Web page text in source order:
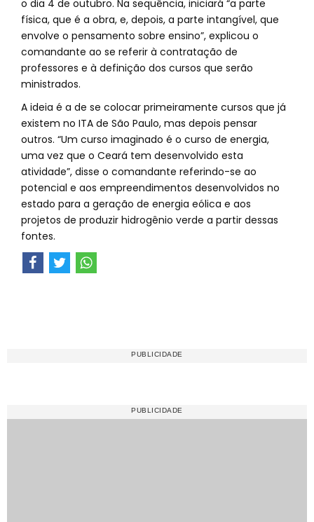
o dia 4 de outubro. Na sequência, iniciará “a parte
física, que é a obra, e, depois, a parte intangível, que
envolve o pensamento sobre ensino”, explicou o
comandante ao se referir à contratação de
professores e à definição dos cursos que serão
ministrados.
A ideia é a de se colocar primeiramente cursos que já
existem no ITA de São Paulo, mas depois pensar
outros. “Um curso imaginado é o curso de energia,
uma vez que o Ceará tem desenvolvido esta
atividade”, disse o comandante referindo-se ao
potencial e aos empreendimentos desenvolvidos no
estado para a geração de energia eólica e aos
projetos de produzir hidrogênio verde a partir dessas
fontes.